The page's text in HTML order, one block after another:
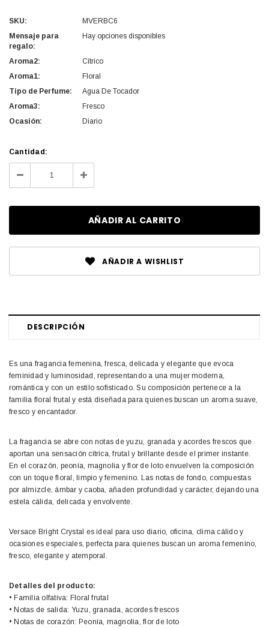
SKU:
MVERBC6
Mensaje para
regalo:
Hay opciones disponibles
Aroma2:
Cítrico
Aroma1:
Floral
Tipo de Perfume:
Agua De Tocador
Aroma3:
Fresco
Ocasión:
Diario
Cantidad
actual
de
Cantidad:
Disminuir
cantidad
undefined
Aumentar
la
cantidad
undefined
AÑADIR A WISHLIST
DESCRIPCIÓN
Es una fragancia femenina, fresca, delicada y elegante que evoca
feminidad y luminosidad, representando a una mujer moderna,
romántica y con un estilo sofisticado. Su composición pertenece a la
familia floral frutal y está diseñada para quienes buscan un aroma suave,
fresco y encantador.
La fragancia se abre con notas de yuzu, granada y acordes frescos que
aportan una sensación cítrica, frutal y brillante desde el primer instante.
En el corazón, peonía, magnolia y flor de loto envuelven la composición
con un toque floral, limpio y femenino. Las notas de fondo, compuestas
por almizcle, ámbar y caoba, añaden profundidad y carácter, dejando una
estela cálida, delicada y envolvente.
Versace Bright Crystal es ideal para uso diario, oficina, clima cálido y
ocasiones especiales, perfecta para quienes buscan un aroma femenino,
fresco, elegante y atemporal.
Detalles del producto:
• Familia olfativa: Floral frutal
• Notas de salida: Yuzu, granada, acordes frescos
• Notas de corazón: Peonía, magnolia, flor de loto